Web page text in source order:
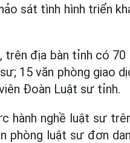
sát tình hình triển
trên địa bàn tỉnh có
15 văn phòng giao
Đoàn Luật sư tỉnh.
hành nghề luật sư
phòng luật sư đơn